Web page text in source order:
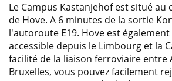
Le Campus Kastanjehof est situé au
de Hove. A 6 minutes de la sortie
l'autoroute E19. Hove est
accessible depuis le Limbourg et la
facilité de la liaison ferroviaire entre
Bruxelles, vous pouvez facilement